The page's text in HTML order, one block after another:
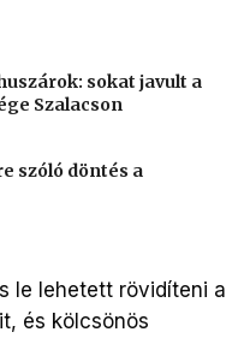
sokat javult a
Szalacson
szóló döntés a
le lehetett rövidíteni a
és kölcsönös